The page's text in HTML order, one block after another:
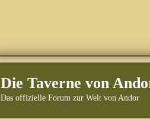
Die Taverne von
Das offizielle Forum zur Welt von Andor